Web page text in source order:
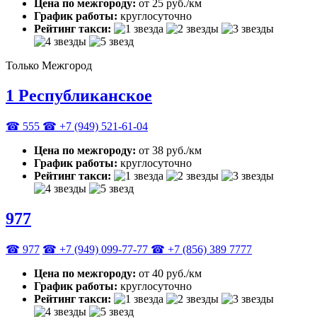
Цена по межгороду: от 25 руб./км
График работы: круглосуточно
Рейтинг такси:
Только Межгород
1 Республиканское
☎ 555 ☎ +7 (949) 521-61-04
Цена по межгороду: от 38 руб./км
График работы: круглосуточно
Рейтинг такси:
977
☎ 977 ☎ +7 (949) 099-77-77 ☎ +7 (856) 389 7777
Цена по межгороду: от 40 руб./км
График работы: круглосуточно
Рейтинг такси: